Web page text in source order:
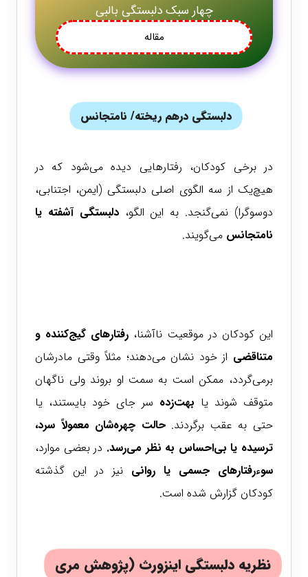
چهار سبک دلبستگی بالبی
مقاله
دلبستگی درهم ریخته/ نامتجانس
در برخی کودکان، رفتارهایی دیده می‌شود که در
هیچ‌یک از سه الگوی اصلی دلبستگی (ایمن، اجتنابی،
دوسوگرا) نمی‌گنجد. به این الگو،دلبستگی آشفته یا
نامتجانس می‌گویند.
این کودکان در موقعیت ناآشنا، رفتارهای گیج‌کننده و
متناقضی از خود نشان می‌دهند؛ مثلاً وقتی مادرشان
برمی‌گردد، ممکن است به سمت او بروند ولی ناگهان
متوقف شوند یا بهت‌زده سر جای خود بایستند، یا
حتی به عقب برگردند.حالت چهره‌شان معمولاً سرد،
ترسیده یا بی‌احساس به نظر می‌رسد. در بعضی موارد،
سوءرفتارهای جسمی یا روانی نیز در این گذشته
کودکان گزارش شده است.
نظریه دلبستگی اینزورث (پژوهش مری